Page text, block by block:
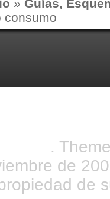
» Guías,
consumo
.
de
de